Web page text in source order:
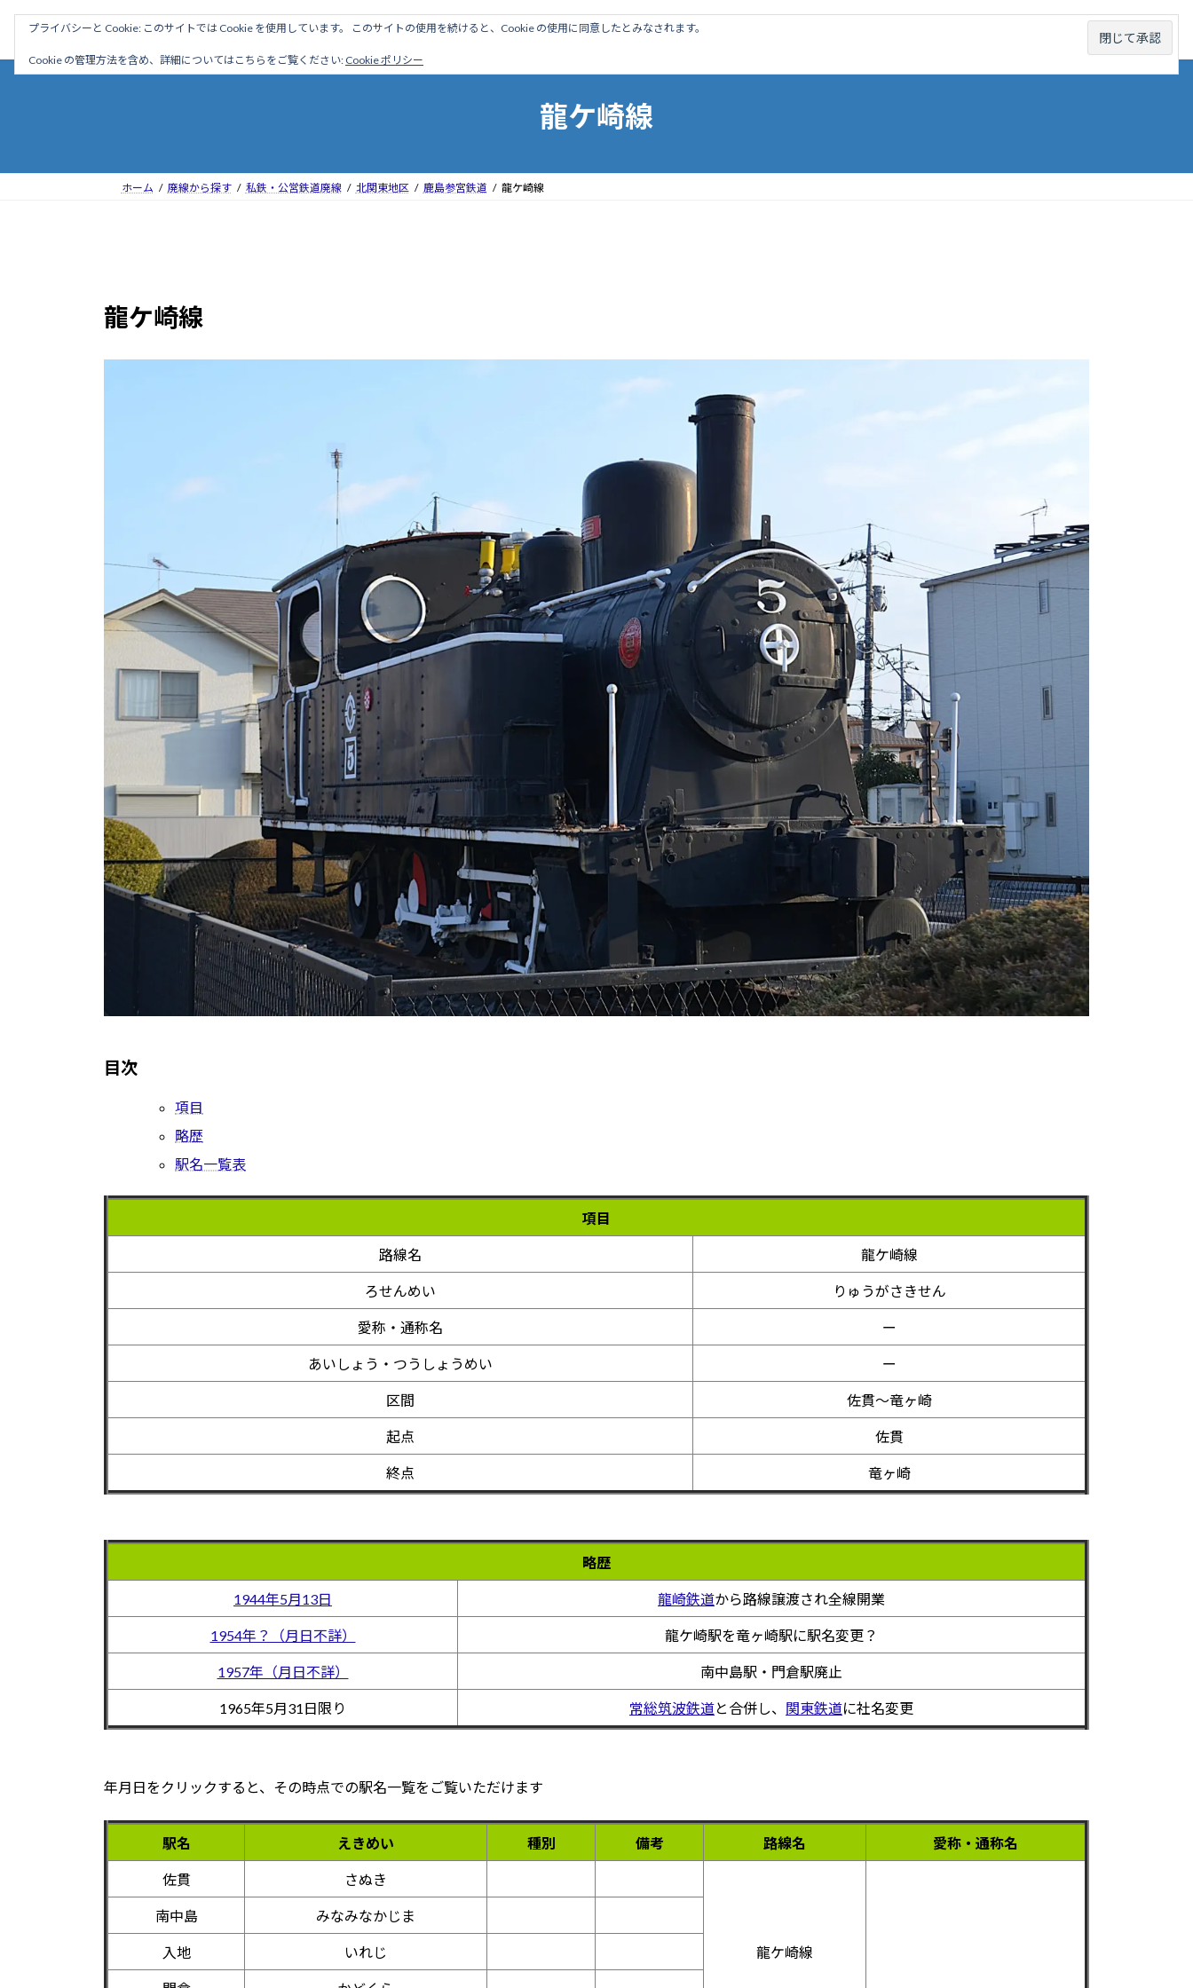
駅名読み方大全 ホーム はじめに 管理人ブログ 営業線から探す
龍ケ崎線
ホーム 廃線から探す 私鉄・公営鉄道廃線 北関東地区 鹿島参宮鉄道 龍ケ崎線
龍ケ崎線
目次
項目
略歴
駅名一覧表
項目
路線名 龍ケ崎線
ろせんめい りゅうがさきせん
愛称・通称名 ー
あいしょう・つうしょうめい ー
区間 佐貫～竜ヶ崎
起点 佐貫
終点 竜ヶ崎
略歴
1944年5月13日 龍崎鉄道から路線譲渡され全線開業
1954年？（月日不詳） 龍ケ崎駅を竜ヶ崎駅に駅名変更？
1957年（月日不詳） 南中島駅・門倉駅廃止
1965年5月31日限り 常総筑波鉄道と合併し、 関東鉄道に社名変更
年月日をクリックすると、その時点での駅名一覧をご覧いただけます
駅名 えきめい 種別 備考 路線名 愛称・通称名
佐貫 さぬき
龍ケ崎線
南中島 みなみなかじま
入地 いれじ
プライバシーと Cookie: このサイトでは Cookie を使用しています。 このサイトの使用を続けると、Cookie の使用に同意したとみなされます。
Cookie の管理方法を含め、詳細についてはこちらをご覧ください: Cookie ポリシー